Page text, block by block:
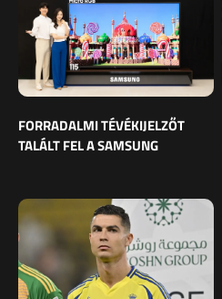
FORRADALMI TÉVÉKIJELZŐT
TALÁLT FEL A SAMSUNG